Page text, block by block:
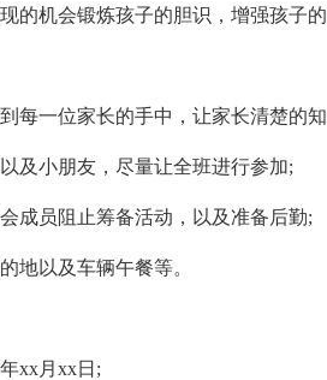
机会锻炼孩子的胆识，增强孩子的
一位家长的手中，让家长清楚的知
小朋友，尽量让全班进行参加;
员阻止筹备活动，以及准备后勤;
以及车辆午餐等。
xx月xx日;